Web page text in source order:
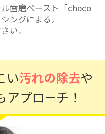
歯磨ペースト「choco
ングによる。
い。
い汚れの除去や
アプローチ！